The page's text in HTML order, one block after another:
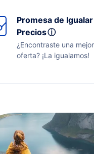
Promesa de Igualar
Preciosⓘ
¿Encontraste una mejor
oferta? ¡La igualamos!